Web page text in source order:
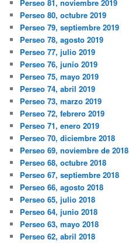
Perseo 81, noviembre 2019
Perseo 80, octubre 2019
Perseo 79, septiembre 2019
Perseo 78, agosto 2019
Perseo 77, julio 2019
Perseo 76, junio 2019
Perseo 75, mayo 2019
Perseo 74, abril 2019
Perseo 73, marzo 2019
Perseo 72, febrero 2019
Perseo 71, enero 2019
Perseo 70, diciembre 2018
Perseo 69, noviembre de 2018
Perseo 68, octubre 2018
Perseo 67, septiembre 2018
Perseo 66, agosto 2018
Perseo 65, julio 2018
Perseo 64, junio 2018
Perseo 63, mayo 2018
Perseo 62, abril 2018